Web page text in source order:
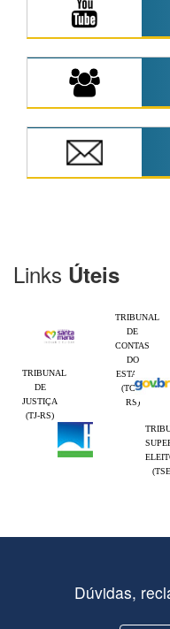
Links Úteis
TRIBUNAL
DE
CONTAS
DO
ESTADO
(TCE-
RS)
TRIBUNAL
DE
JUSTIÇA
(TJ-RS)
Dúvidas,